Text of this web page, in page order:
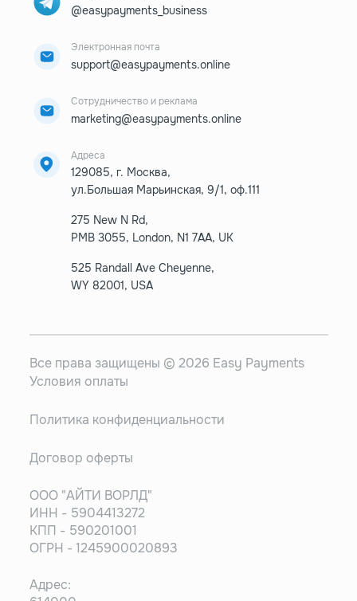
@easypayments_business
Электронная почта
support@easypayments.online
Сотрудничество и реклама
marketing@easypayments.online
Адреса
129085, г. Москва,
ул.Большая Марьинская, 9/1, оф.111
275 New N Rd,
PMB 3055, London, N1 7AA, UK
525 Randall Ave Cheyenne,
WY 82001, USA
Все права защищены © 2026 Easy Payments
Условия оплаты
Политика конфиденциальности
Договор оферты
ООО "АЙТИ ВОРЛД"
ИНН - 5904413272
КПП - 590201001
ОГРН - 1245900020893
Адрес: